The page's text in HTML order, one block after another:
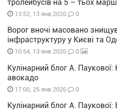
тролейбусів на 5 – тьох
13:52, 13 янв 2026 0
Ворог вночі масовано
інфраструктуру у Києві та
10:54, 13 янв 2026 0
Кулінарний блог А.
авокадо
17:00, 25 янв 2026 0
Кулінарний блог А.